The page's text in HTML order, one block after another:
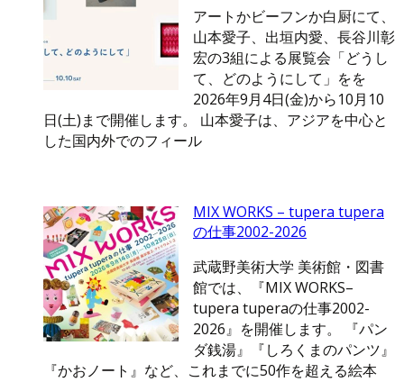
アートかビーフンか白厨にて、
山本愛子、出垣内愛、長谷川彰
宏の3組による展覧会「どうし
て、どのようにして」をを
2026年9月4日(金)から10月10
日(土)まで開催します。 山本愛子は、アジアを中心と
した国内外でのフィール
MIX WORKS – tupera tupera
の仕事2002-2026
武蔵野美術大学 美術館・図書
館では、『MIX WORKS–
tupera tuperaの仕事2002-
2026』を開催します。 『パン
ダ銭湯』『しろくまのパンツ』
『かおノート』など、これまでに50作を超える絵本